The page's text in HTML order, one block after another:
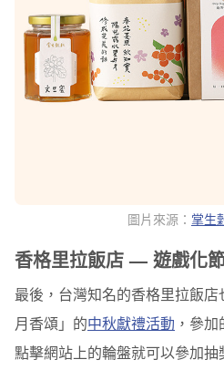
圖片來源： 掌生
香格里拉飯店 — 遊戲化
最後，台灣知名的香格里拉飯
月香頌」的中秋獻禮活動 ，參
點擊網站上的輪盤就可以參加